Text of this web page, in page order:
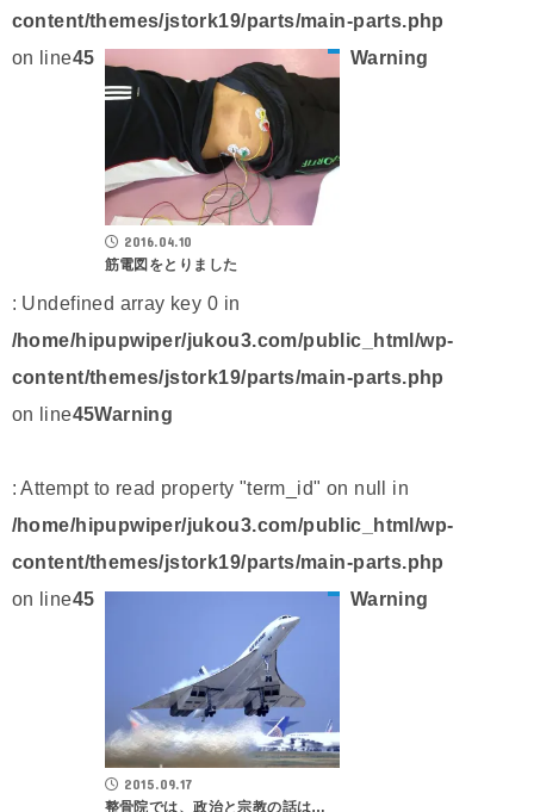
content/themes/jstork19/parts/main-parts.php
on line45
2016.04.10
筋電図をとりました
Warning
: Undefined array key 0 in
/home/hipupwiper/jukou3.com/public_html/wp-
content/themes/jstork19/parts/main-parts.php
on line45Warning
: Attempt to read property "term_id" on null in
/home/hipupwiper/jukou3.com/public_html/wp-
content/themes/jstork19/parts/main-parts.php
on line45
2015.09.17
整骨院では、政治と宗教の話は…
Warning